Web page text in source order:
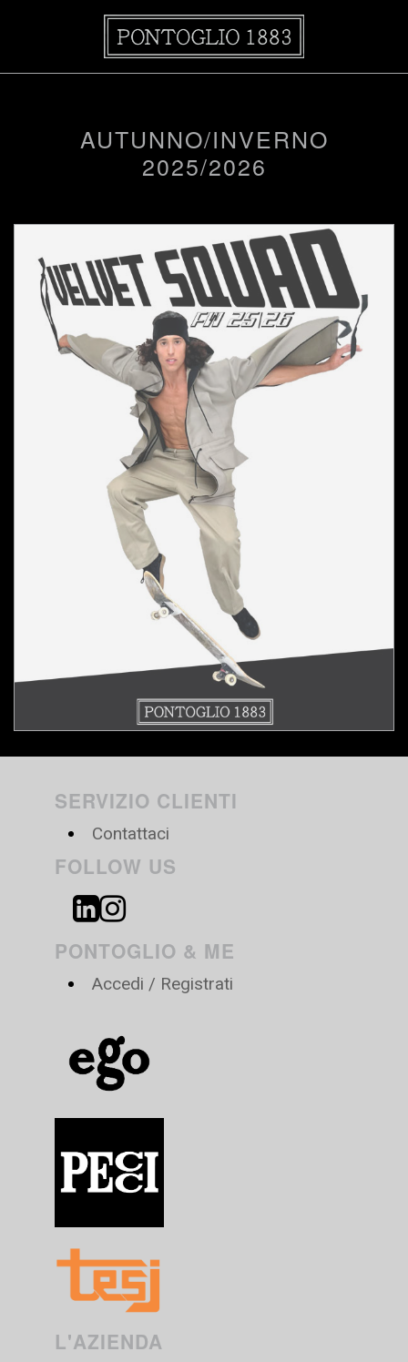
AUTUNNO/INVERNO
2025/2026
SERVIZIO CLIENTI
Contattaci
FOLLOW US
PONTOGLIO & ME
Accedi / Registrati
L'AZIENDA